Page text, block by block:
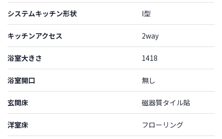
システムキッチン形状 I型
キッチンアクセス 2way
浴室大きさ 1418
浴室開口 無し
玄関床 磁器質タイル貼
洋室床 フローリング